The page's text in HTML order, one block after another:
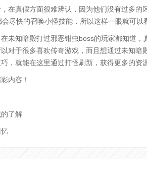
在真假方面很难辨认，因为他们没有过多
尽快的召唤小怪技能，所以这样一眼就可以
未知暗殿打过邪恶钳虫boss的玩家都知道
对于很多喜欢传奇游戏，而且想通过未知
，就能在这里通过打怪刷新，获得更多的资源
内容！
了解